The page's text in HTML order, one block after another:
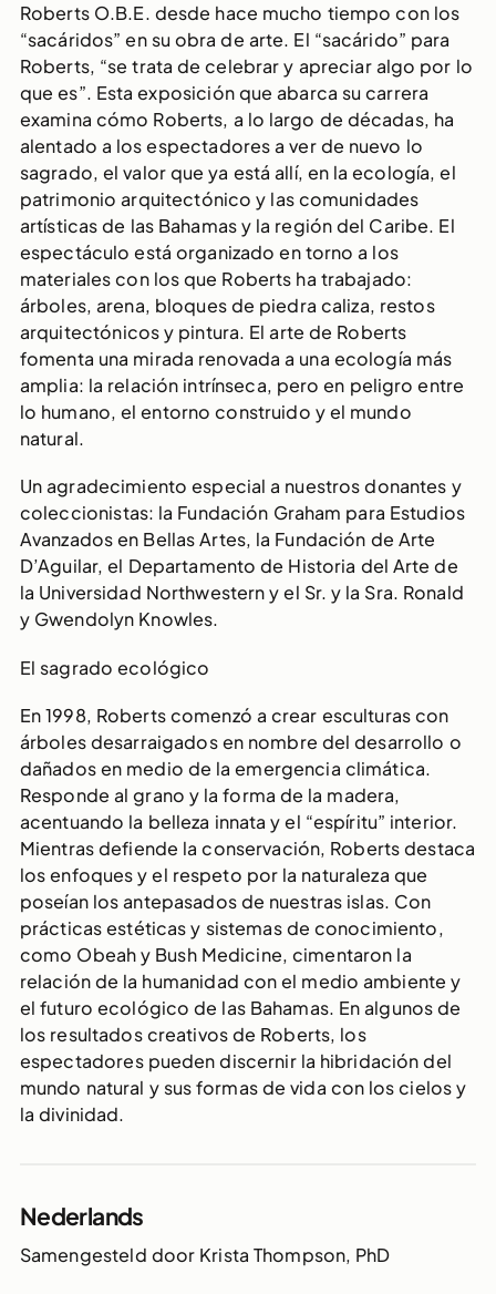
Roberts O.B.E. desde hace mucho tiempo con los
“sacáridos” en su obra de arte. El “sacárido” para
Roberts, “se trata de celebrar y apreciar algo por lo
que es”. Esta exposición que abarca su carrera
examina cómo Roberts, a lo largo de décadas, ha
alentado a los espectadores a ver de nuevo lo
sagrado, el valor que ya está allí, en la ecología, el
patrimonio arquitectónico y las comunidades
artísticas de las Bahamas y la región del Caribe. El
espectáculo está organizado en torno a los
materiales con los que Roberts ha trabajado:
árboles, arena, bloques de piedra caliza, restos
arquitectónicos y pintura. El arte de Roberts
fomenta una mirada renovada a una ecología más
amplia: la relación intrínseca, pero en peligro entre
lo humano, el entorno construido y el mundo
natural.
Un agradecimiento especial a nuestros donantes y
coleccionistas: la Fundación Graham para Estudios
Avanzados en Bellas Artes, la Fundación de Arte
D’Aguilar, el Departamento de Historia del Arte de
la Universidad Northwestern y el Sr. y la Sra. Ronald
y Gwendolyn Knowles.
El sagrado ecológico
En 1998, Roberts comenzó a crear esculturas con
árboles desarraigados en nombre del desarrollo o
dañados en medio de la emergencia climática.
Responde al grano y la forma de la madera,
acentuando la belleza innata y el “espíritu” interior.
Mientras defiende la conservación, Roberts destaca
los enfoques y el respeto por la naturaleza que
poseían los antepasados de nuestras islas. Con
prácticas estéticas y sistemas de conocimiento,
como Obeah y Bush Medicine, cimentaron la
relación de la humanidad con el medio ambiente y
el futuro ecológico de las Bahamas. En algunos de
los resultados creativos de Roberts, los
espectadores pueden discernir la hibridación del
mundo natural y sus formas de vida con los cielos y
la divinidad.
Nederlands
Samengesteld door Krista Thompson, PhD